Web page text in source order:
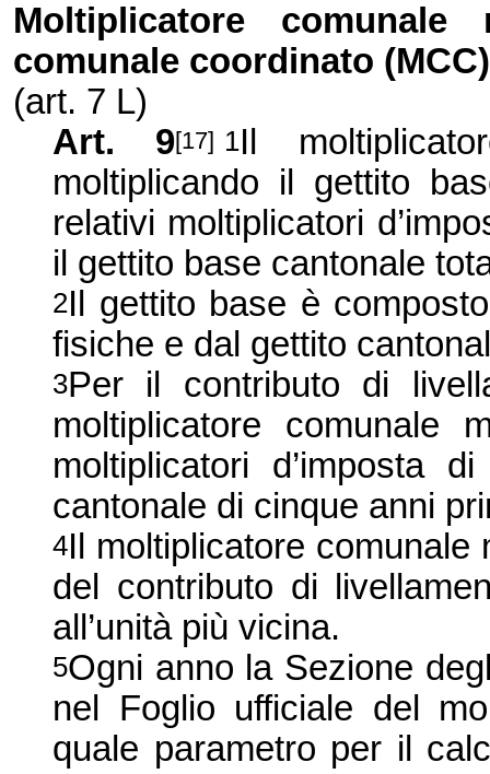
Moltiplicatore
comunale coordinato (MCC)
(art. 7 L)
Art. 9[17] 1Il
moltiplicando il gettito
relativi moltiplicatori
il gettito base cantonale
2Il gettito base è
fisiche e dal gettito
3Per il contributo di
moltiplicatore comunale
moltiplicatori d’imposta
cantonale di cinque anni
4Il moltiplicatore
del contributo di
all’unità più vicina.
5Ogni anno la Sezione
nel Foglio ufficiale del
quale parametro per il